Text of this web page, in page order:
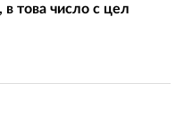
това число с цел